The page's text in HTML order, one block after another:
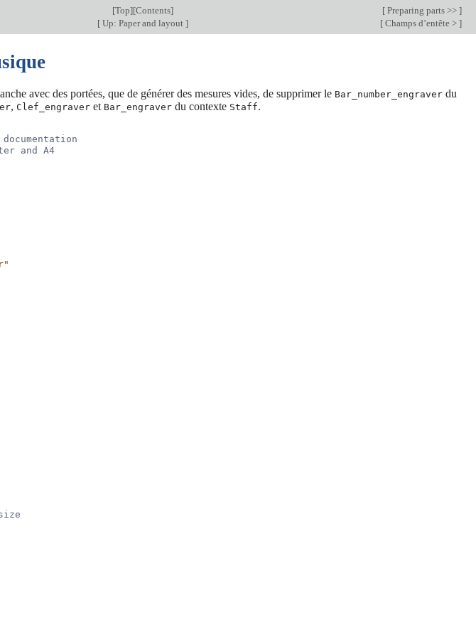
[Top][Contents] [ Preparing parts >> ]
[Up: Paper and layout ] [ Champs d’entête > ]
avec des portées, que de générer des mesures vides, de supprimer le Bar_number_engraver du
, Clef_engraver et Bar_engraver du contexte Staff.
and A4